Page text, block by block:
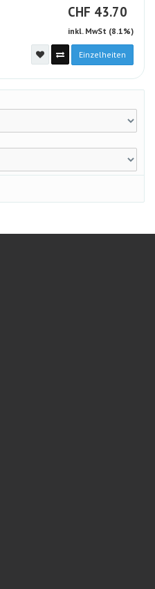
CHF CHF
43.70
inkl. MwSt (8.1%)
Einzelheiten